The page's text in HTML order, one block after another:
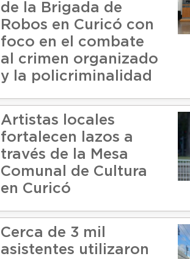
de la Brigada de
Robos en Curicó con
foco en el combate
al crimen organizado
y la policriminalidad
Artistas locales
fortalecen lazos a
través de la Mesa
Comunal de Cultura
en Curicó
Cerca de 3 mil
asistentes utilizaron